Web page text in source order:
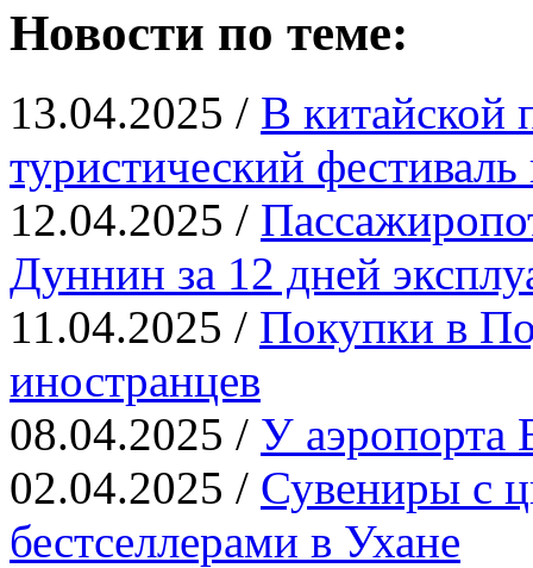
Новости по теме:
13.04.2025 / В китайской
туристический
12.04.2025 /
Дуннин за 12 дней
11.04.2025 / Покупки в
иностранцев
08.04.2025 / У аэропорта
02.04.2025 / Сувениры с
бестселлерами в Ухане